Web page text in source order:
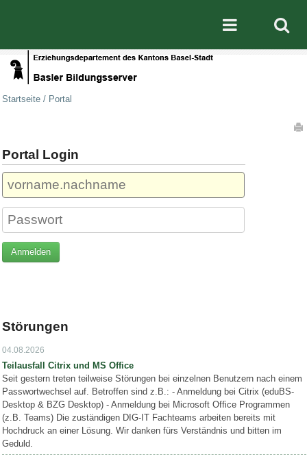
Mobile
Startseite / Portal
Portal Login
Störungen
04.08.2026
Teilausfall Citrix und MS Office
Seit gestern treten teilweise Störungen bei einzelnen Benutzern nach einem
Passwortwechsel auf. Betroffen sind z.B.: - Anmeldung bei Citrix (eduBS-
Desktop & BZG Desktop) - Anmeldung bei Microsoft Office Programmen
(z.B. Teams) Die zuständigen DIG-IT Fachteams arbeiten bereits mit
Hochdruck an einer Lösung. Wir danken fürs Verständnis und bitten im
Geduld.